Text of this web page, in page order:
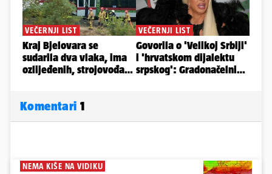
Komentari 1
NEMA KIŠE NA VIDIKU